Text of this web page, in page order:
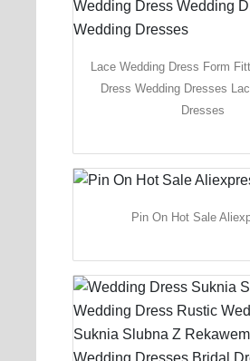
Lace Wedding Dress Form
Dress Wedding Dresses
Dresses
Pin On Hot Sale